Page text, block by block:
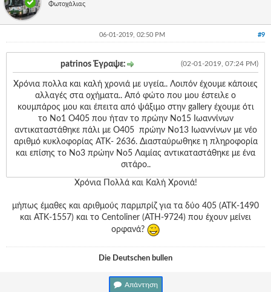
Φωτοχάλιας
#9
06-01-2019, 02:50 PM
(02-01-2019, 07:24 PM)
patrinos Έγραψε:
Χρόνια πολλα και καλή χρονιά με υγεία.. Λοιπόν έχουμε κάποιες
αλλαγές στα οχήματα.. Από φώτο που μου έστειλε ο
κουμπάρος μου και έπειτα από ψάξιμο στην gallery έχουμε ότι
το Νο1 O405 που ήταν το πρώην Νο15 Ιωαννίνων
αντικαταστάθηκε πάλι με O405 πρώην Νο13 Ιωαννίνων με νέο
αριθμό κυκλοφορίας ΑΤΚ- 2636. Διασταύρωθηκε η πληροφορία
και επίσης το Νο3 πρώην Νο5 Λαμίας αντικαταστάθηκε με ένα
σιτάρο..
Χρόνια Πολλά και Καλή Χρονιά!
μήπως έμαθες και αριθμούς παρμπρίζ για τα δύο 405 (ΑΤΚ-1490
και ΑΤΚ-1557) και το Centoliner (ATH-9724) που έχουν μείνει
ορφανά?
Die Deutschen bullen
Απάντηση